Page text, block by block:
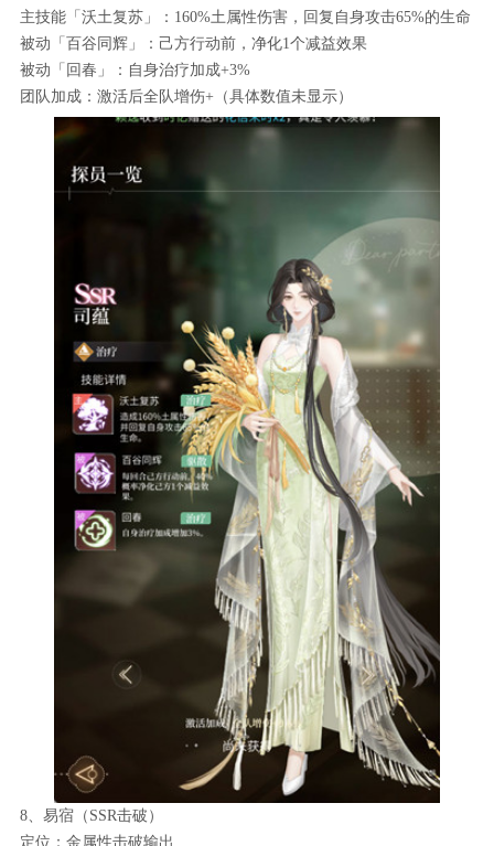
主技能「沃土复苏」：160%土属性伤害，回复自身攻击65%的生命
被动「百谷同辉」：己方行动前，净化1个减益效果
被动「回春」：自身治疗加成+3%
团队加成：激活后全队增伤+（具体数值未显示）
8、易宿（SSR击破）
定位：金属性击破输出